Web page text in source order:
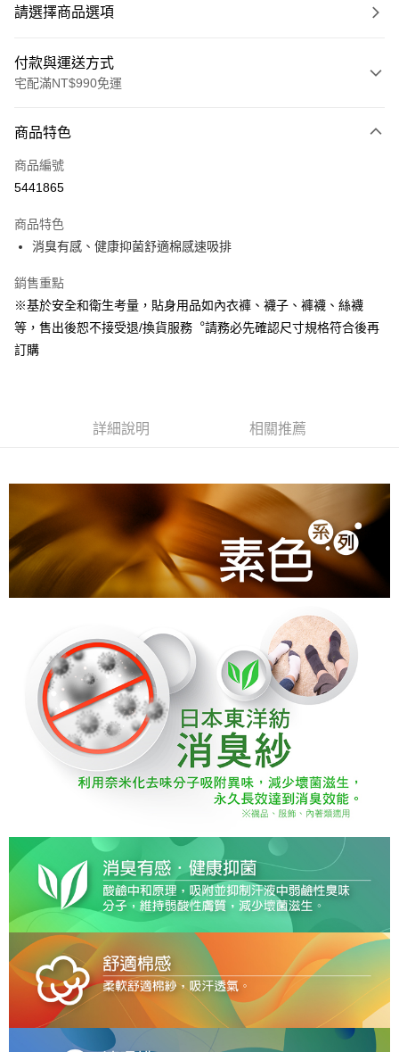
請選擇商品選項
付款與運送方式
宅配滿NT$990免運
信用卡一次付款
LINE Pay
悠遊付
Google Pay
全盈+PAY
ATM付款
每筆NT$80，滿NT$990(含以上)免運費
商品特色
商品編號
5441865
商品特色
消臭有感、健康抑菌舒適棉感速吸排
銷售重點
※基於安全和衛生考量，貼身用品如內衣褲、襪子、褲襪、絲襪
等，售出後恕不接受退/換貨服務︒請務必先確認尺寸規格符合後再
訂購
詳細說明 相關推薦